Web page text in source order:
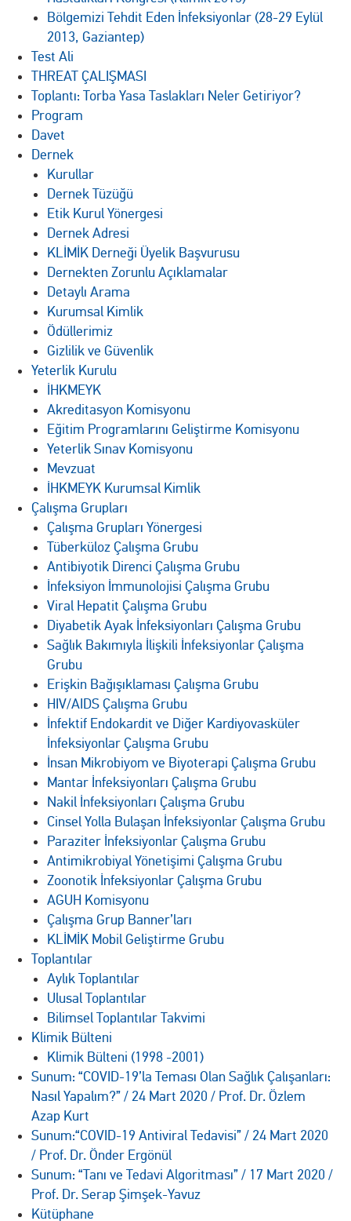
Bölgemizi Tehdit Eden İnfeksiyonlar (28-29 Eylül
2013, Gaziantep)
Test Ali
THREAT ÇALIŞMASI
Toplantı: Torba Yasa Taslakları Neler Getiriyor?
Program
Davet
Dernek
Kurullar
Dernek Tüzüğü
Etik Kurul Yönergesi
Dernek Adresi
KLİMİK Derneği Üyelik Başvurusu
Dernekten Zorunlu Açıklamalar
Detaylı Arama
Kurumsal Kimlik
Ödüllerimiz
Gizlilik ve Güvenlik
Yeterlik Kurulu
İHKMEYK
Akreditasyon Komisyonu
Eğitim Programlarını Geliştirme Komisyonu
Yeterlik Sınav Komisyonu
Mevzuat
İHKMEYK Kurumsal Kimlik
Çalışma Grupları
Çalışma Grupları Yönergesi
Tüberküloz Çalışma Grubu
Antibiyotik Direnci Çalışma Grubu
İnfeksiyon İmmunolojisi Çalışma Grubu
Viral Hepatit Çalışma Grubu
Diyabetik Ayak İnfeksiyonları Çalışma Grubu
Sağlık Bakımıyla İlişkili İnfeksiyonlar Çalışma
Grubu
Erişkin Bağışıklaması Çalışma Grubu
HIV/AIDS Çalışma Grubu
İnfektif Endokardit ve Diğer Kardiyovasküler
İnfeksiyonlar Çalışma Grubu
İnsan Mikrobiyom ve Biyoterapi Çalışma Grubu
Mantar İnfeksiyonları Çalışma Grubu
Nakil İnfeksiyonları Çalışma Grubu
Cinsel Yolla Bulaşan İnfeksiyonlar Çalışma Grubu
Paraziter İnfeksiyonlar Çalışma Grubu
Antimikrobiyal Yönetişimi Çalışma Grubu
Zoonotik İnfeksiyonlar Çalışma Grubu
AGUH Komisyonu
Çalışma Grup Banner’ları
KLİMİK Mobil Geliştirme Grubu
Toplantılar
Aylık Toplantılar
Ulusal Toplantılar
Bilimsel Toplantılar Takvimi
Klimik Bülteni
Klimik Bülteni (1998 -2001)
Sunum: “COVID-19’la Teması Olan Sağlık Çalışanları:
Nasıl Yapalım?” / 24 Mart 2020 / Prof. Dr. Özlem
Azap Kurt
Sunum:“COVID-19 Antiviral Tedavisi” / 24 Mart 2020
/ Prof. Dr. Önder Ergönül
Sunum: “Tanı ve Tedavi Algoritması” / 17 Mart 2020 /
Prof. Dr. Serap Şimşek-Yavuz
Kütüphane